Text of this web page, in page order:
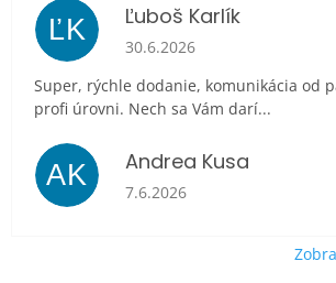
ĽK Ľuboš Karlík
Hodnotenie obchodu je 5 z 5
30.6.2026
Super, rýchle dodanie, komunikácia od
profi úrovni. Nech sa Vám darí...
AK Andrea Kusa
Hodnotenie obchodu je 5 z 5
7.6.2026